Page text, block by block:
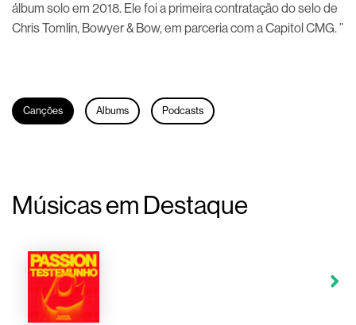
álbum solo em 2018. Ele foi a primeira contratação do selo de
Chris Tomlin, Bowyer & Bow, em parceria com a Capitol CMG. ”
Canções Albums Podcasts
Músicas em Destaque